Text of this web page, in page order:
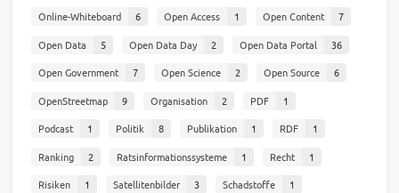
Online-Whiteboard
6 Open Access 1 Open Content
7
Open Data
5 Open Data Day 2 Open Data Portal
36
Open Government
7 Open Science 2 Open Source
6
OpenStreetmap
9 Organisation 2 PDF
1
Podcast
1 Politik 8 Publikation 1 RDF
1
Ranking
2 Ratsinformationssysteme 1 Recht
1
Risiken
1 Satellitenbilder 3 Schadstoffe
1